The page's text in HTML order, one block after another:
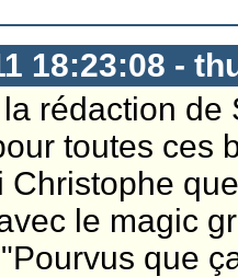
18:23:08 -
rédaction
toutes ces
Christophe
le magic
que